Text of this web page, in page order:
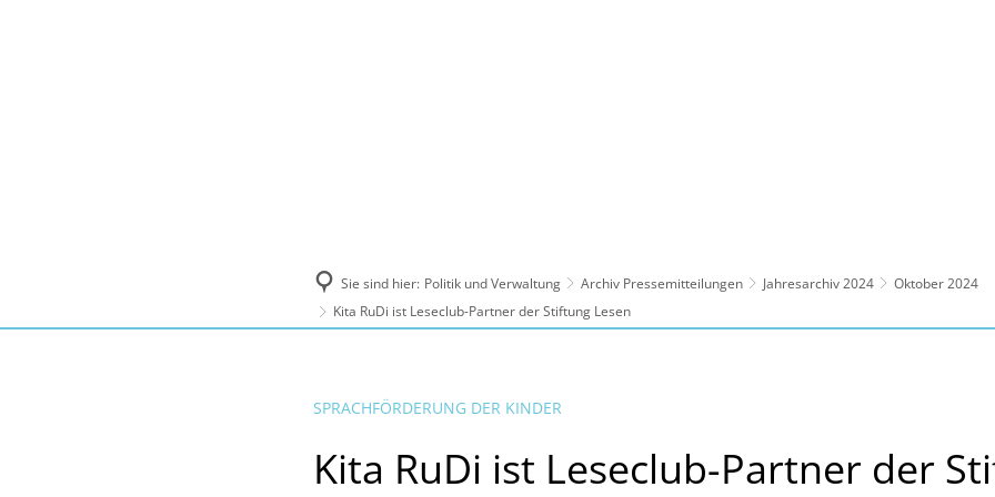
Sie sind hier: Politik und Verwaltung Archiv Pressemitteilungen Jahresarchiv 2024
Oktober 2024
Kita RuDi ist Leseclub-Partner der Stiftung Lesen
SPRACHFÖRDERUNG DER KINDER
Kita RuDi ist Leseclub-Partner der